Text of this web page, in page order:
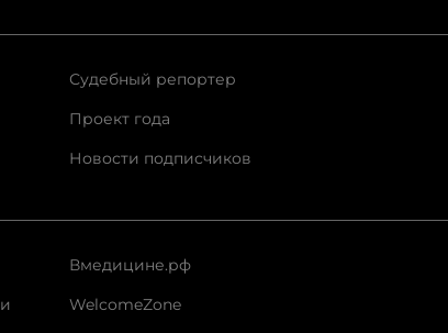
Судебный репортер
Проект года
Новости подписчиков
Вмедицине.рф
WelcomeZone